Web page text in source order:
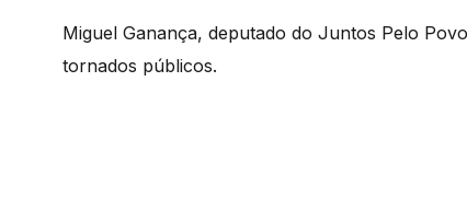
Miguel Ganança, deputado do Juntos Pelo
tornados públicos.